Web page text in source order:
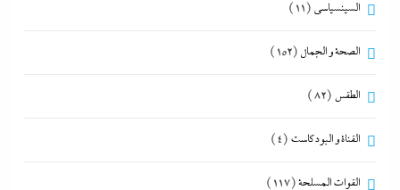
السينسياسي (11)
الصحة و الجمال (152)
الطقس (82)
القناة و البودكاست (4)
القوات المسلحة(117)